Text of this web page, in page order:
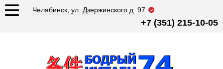
Челябинск, ул. Дзержинского д. 97
+7 (351) 215-10-05